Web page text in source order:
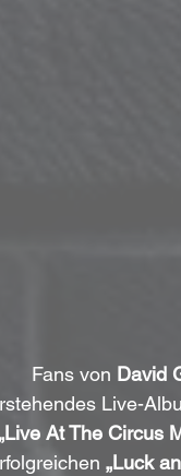
Fans von David
Live-
At The Circus
„Luck